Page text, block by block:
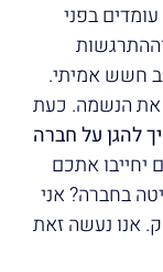
בפני
חשש אמיתי.
את הנשמה. כעת
להגן על חברה
יחייבו אתכם
בחברה? אני
אנו נעשה זאת